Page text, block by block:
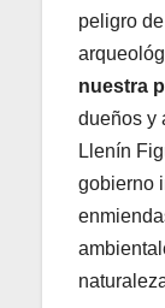
peligro
nuestra
dueños y
Llenín
gobierno